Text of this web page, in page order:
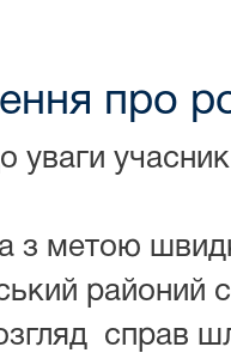
про
уваги
з метою
районий
справ